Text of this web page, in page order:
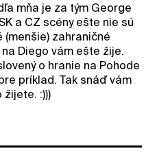
mňa je za tým George
a CZ scény ešte nie sú
zahraničné
Diego vám ešte žije.
o hranie na Pohode
príklad. Tak snáď vám
:)))